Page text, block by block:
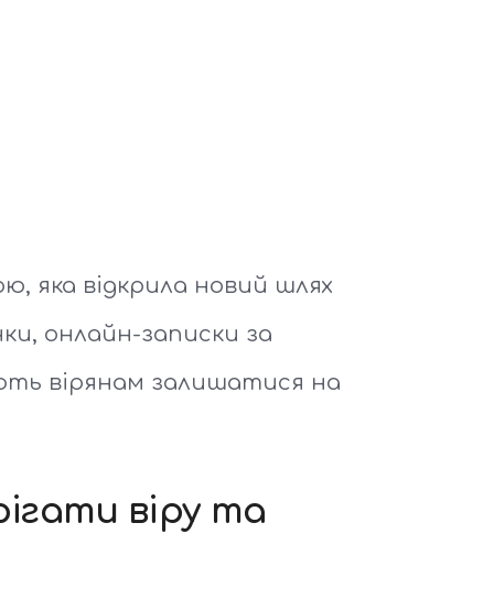
яка відкрила новий шлях
онлайн-записки за
вірянам залишатися на
віру та